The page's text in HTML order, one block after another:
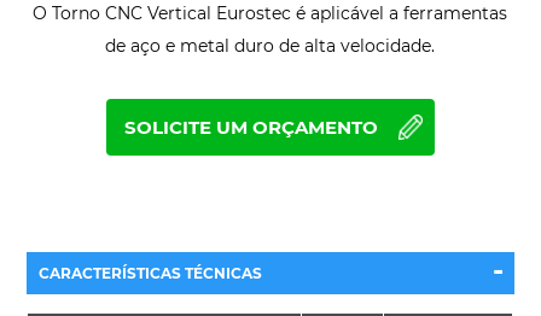
O Torno CNC Vertical Eurostec é aplicável a ferramentas
de aço e metal duro de alta velocidade.
SOLICITE UM ORÇAMENTO
CARACTERÍSTICAS TÉCNICAS -